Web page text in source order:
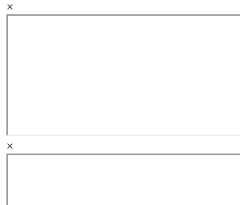
educatia
×
×